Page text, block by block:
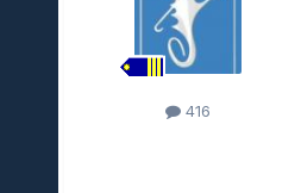
416